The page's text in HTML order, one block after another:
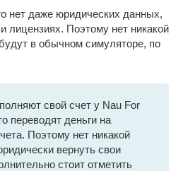
нет даже юридических данных,
лицензиях. Поэтому нет никакой
в обычном симуляторе, по
свой счет у Nau For
переводят деньги на
Поэтому нет никакой
вернуть свои
стоит отметить